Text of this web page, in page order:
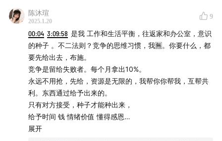
字，要把自己先给出去，才有可能会收获到回报，一下觉得
自己变得很富有，坦然了很多～现在更加坚定选择即将要走
的这条路，给了自己很大的信心，谢谢斯斯，谢谢陈唐老
师，谢谢友友们～～一起加油！！[爱心][爱心]
陈沐瑄
2025.1.20
9
00:04 3:09:58 是我 工作和生活平衡，往返家和办公室，意识
的种子 。不二法则？竞争的思维习惯，我🈚。你要什么，都
要先给出去，布施。
竞争是留给失败者。每个月拿出10%。
永远不用抢，先给，资源是无限的，我帮你你帮我，互帮共
利。东西通过给予出来的。
只有对方接受，种子才能种出来，
给予时间 钱 情绪价值 懂得感恩
通过幸福的道路是幸福的
展开